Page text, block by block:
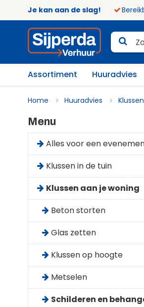
Je kan aan de slag!
Assortiment Huuradvies
Home Huuradvies
Menu
Alles voor een
Klussen in de tuin
Klussen aan je woning
Beton storten
Glas zetten
Klussen op hoogte
Metselen
Schilderen en